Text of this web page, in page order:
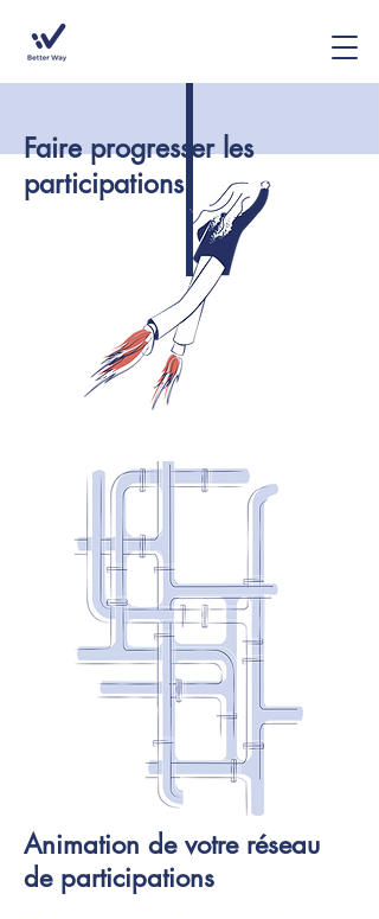
Faire progresser les
participations
Animation de votre réseau
de participations